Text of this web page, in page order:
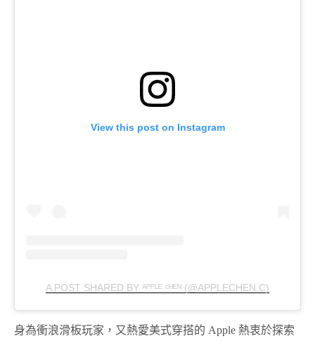
View this post on Instagram
A POST SHARED BY ᴬᴾᴾᴸᴱ ᶜᴴᴱᴺ (@APPLECHEN.C)
身為衝浪滑板玩家，又熱愛美式穿搭的 Apple 熱衷於探索